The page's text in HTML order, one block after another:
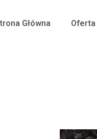
Główna Oferta